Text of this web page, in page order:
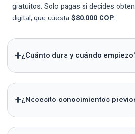
gratuitos. Solo pagas si decides
digital, que cuesta $80.000 COP.
¿Cuánto dura y cuándo
¿Necesito conocimientos